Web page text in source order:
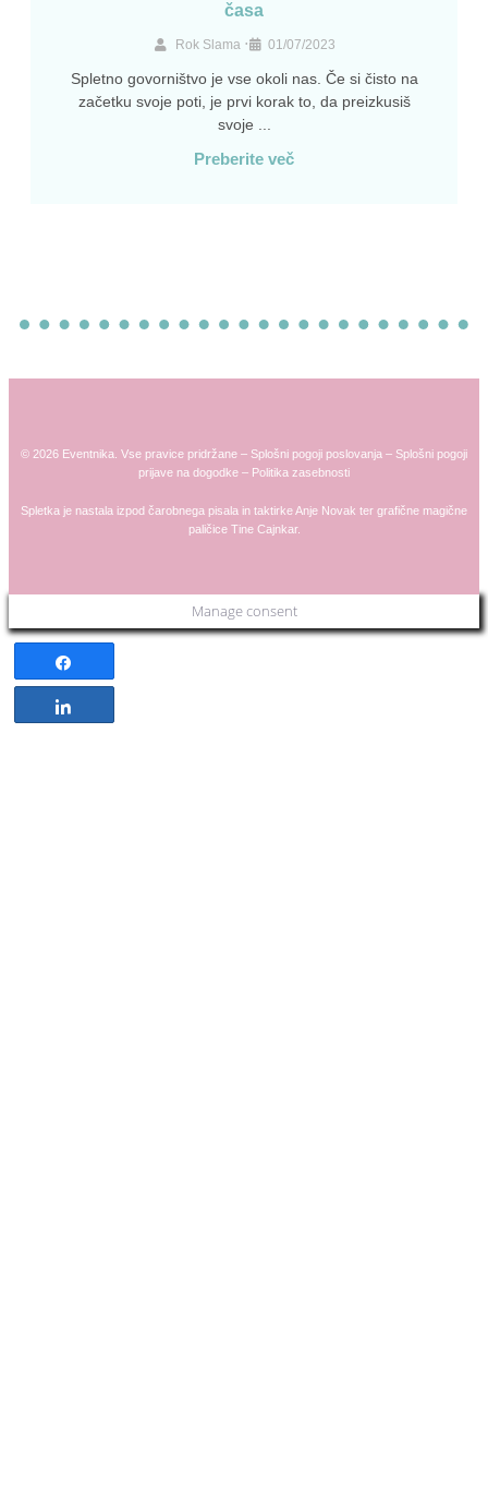
časa
Rok Slama • 01/07/2023
Spletno govorništvo je vse okoli nas. Če si čisto na
začetku svoje poti, je prvi korak to, da preizkusiš
svoje ...
Preberite več
© 2026 Eventnika. Vse pravice pridržane – Splošni pogoji poslovanja – Splošni pogoji
prijave na dogodke – Politika zasebnosti
Spletka je nastala izpod čarobnega pisala in taktirkeAnje Novak ter grafične magične
paličice Tine Cajnkar.
Manage consent